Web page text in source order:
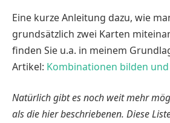
Eine kurze Anleitung dazu, wie
grundsätzlich zwei Karten
finden Sie u.a. in meinem
Artikel: Kombinationen bilden
Natürlich gibt es noch weit mehr
als die hier beschriebenen. Diese